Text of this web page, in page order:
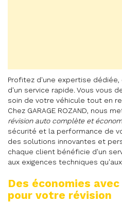
Profitez d'une expertise
d'un service rapide. Vous vous
soin de votre véhicule tout en
Chez GARAGE ROZAND, nous
révision auto complète et
sécurité et la performance de
des solutions innovantes et
chaque client bénéficie d'un
aux exigences techniques
Des économies avec
pour votre révision